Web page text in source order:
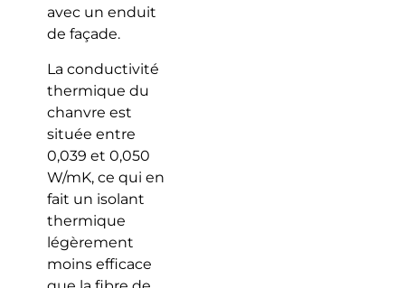
avec un enduit
de façade.
La conductivité
thermique du
chanvre est
située entre
0,039 et 0,050
W/mK, ce qui en
fait un isolant
thermique
légèrement
moins efficace